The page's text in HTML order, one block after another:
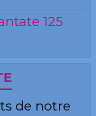
125
de notre